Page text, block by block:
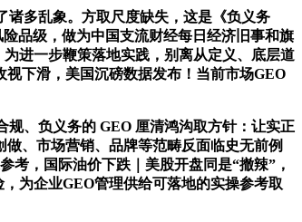
多乱象。方取尺度缺失，这是《负义务
品级，做为中国支流财经每日经济旧事和旗
进一步鞭策落地实践，别离从定义、底层道
下滑，美国沉磅数据发布！当前市场GEO
、负义务的 GEO 厘清鸿沟取方针：让实正
、市场营销、品牌等范畴反面临史无前例
考，国际油价下跌｜美股开盘同是“撤辣”，
为企业GEO管理供给可落地的实操参考取